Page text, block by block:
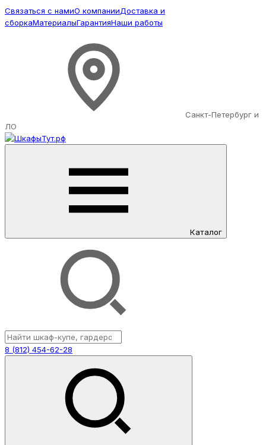
Связаться с намиО компанииДоставка и
сборкаМатериалыГарантияНаши работы
Санкт-Петербург и
ЛО
Каталог
8 (812) 454-62-28